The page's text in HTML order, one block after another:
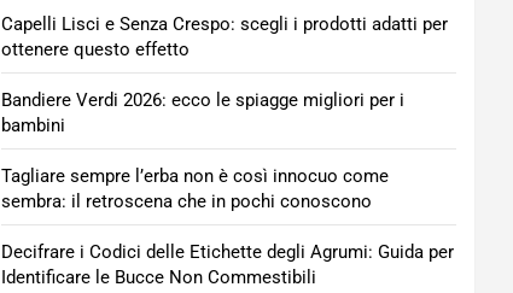
Capelli Lisci e Senza Crespo: scegli i prodotti adatti per
ottenere questo effetto
Bandiere Verdi 2026: ecco le spiagge migliori per i
bambini
Tagliare sempre l’erba non è così innocuo come
sembra: il retroscena che in pochi conoscono
Decifrare i Codici delle Etichette degli Agrumi: Guida per
Identificare le Bucce Non Commestibili